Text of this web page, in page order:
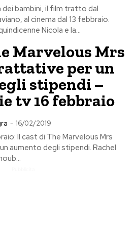
dei bambini, il film tratto dal
al cinema dal 13 febbraio.
Nicola e la...
Marvelous Mrs
per un
stipendi –
tv 16 febbraio
- 16/02/2019
Il cast di The Marvelous Mrs
aumento degli stipendi. Rachel